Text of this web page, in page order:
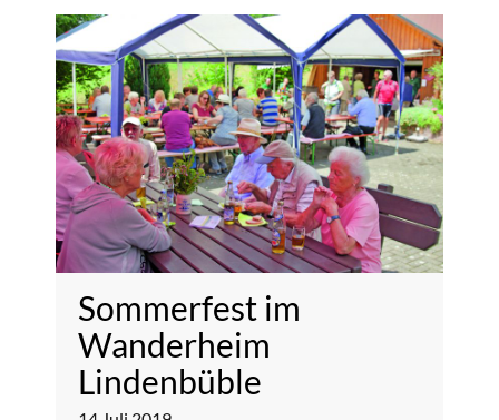
Sommerfest im
Wanderheim
Lindenbüble